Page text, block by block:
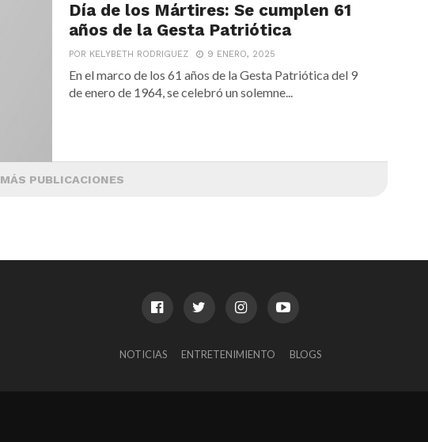
Día de los Mártires: Se cumplen 61
años de la Gesta Patriótica
POR KELYBETH RODRIGUEZ 9 ENERO, 2025
En el marco de los 61 años de la Gesta Patriótica del 9
de enero de 1964, se celebró un solemne...
MÁS PUBLICACIONES
NOTICIAS ENTRETENIMIENTO BLOGS